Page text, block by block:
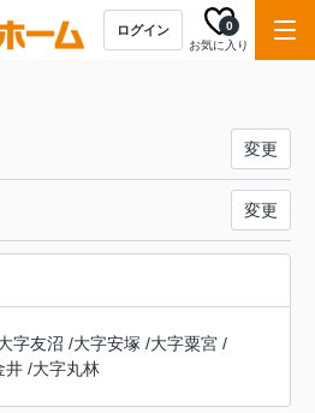
ログイン
お気に入り
0
変更
変更
字友沼 /大字安塚 /大字粟宮 /
井 /大字丸林